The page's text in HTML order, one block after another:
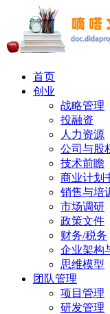
首页
创业
战略管理
投融资
人力资源
公司与股
技术前瞻
商业计划
销售与培
市场调研
政策文件
财务/税务
企业架构
思维模型
团队管理
项目管理
研发管理